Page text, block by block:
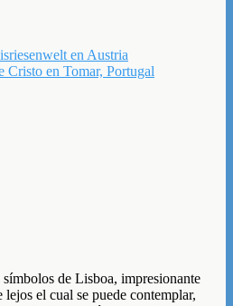
en Austria
Cristo en Tomar, Portugal
de Lisboa, impresionante
lejos el cual se puede contemplar,